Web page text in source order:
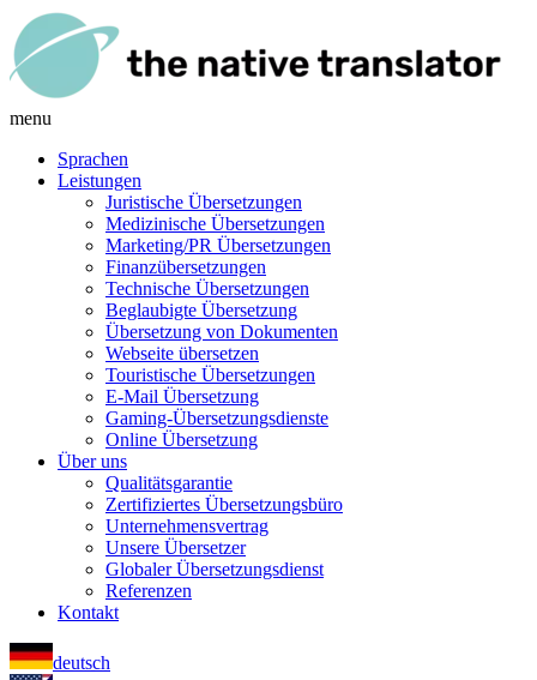
menu
Sprachen
Leistungen
Juristische Übersetzungen
Medizinische Übersetzungen
Marketing/PR Übersetzungen
Finanzübersetzungen
Technische Übersetzungen
Beglaubigte Übersetzung
Übersetzung von Dokumenten
Webseite übersetzen
Touristische Übersetzungen
E-Mail Übersetzung
Gaming-Übersetzungsdienste
Online Übersetzung
Über uns
Qualitätsgarantie
Zertifiziertes Übersetzungsbüro
Unternehmensvertrag
Unsere Übersetzer
Globaler Übersetzungsdienst
Referenzen
Kontakt
deutsch